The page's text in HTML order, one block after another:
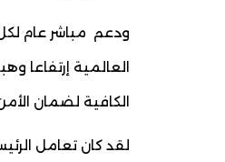
ودعم مباشر عام
العالمية إرتفاعا
الكافية لضمان
لقد كان تعامل